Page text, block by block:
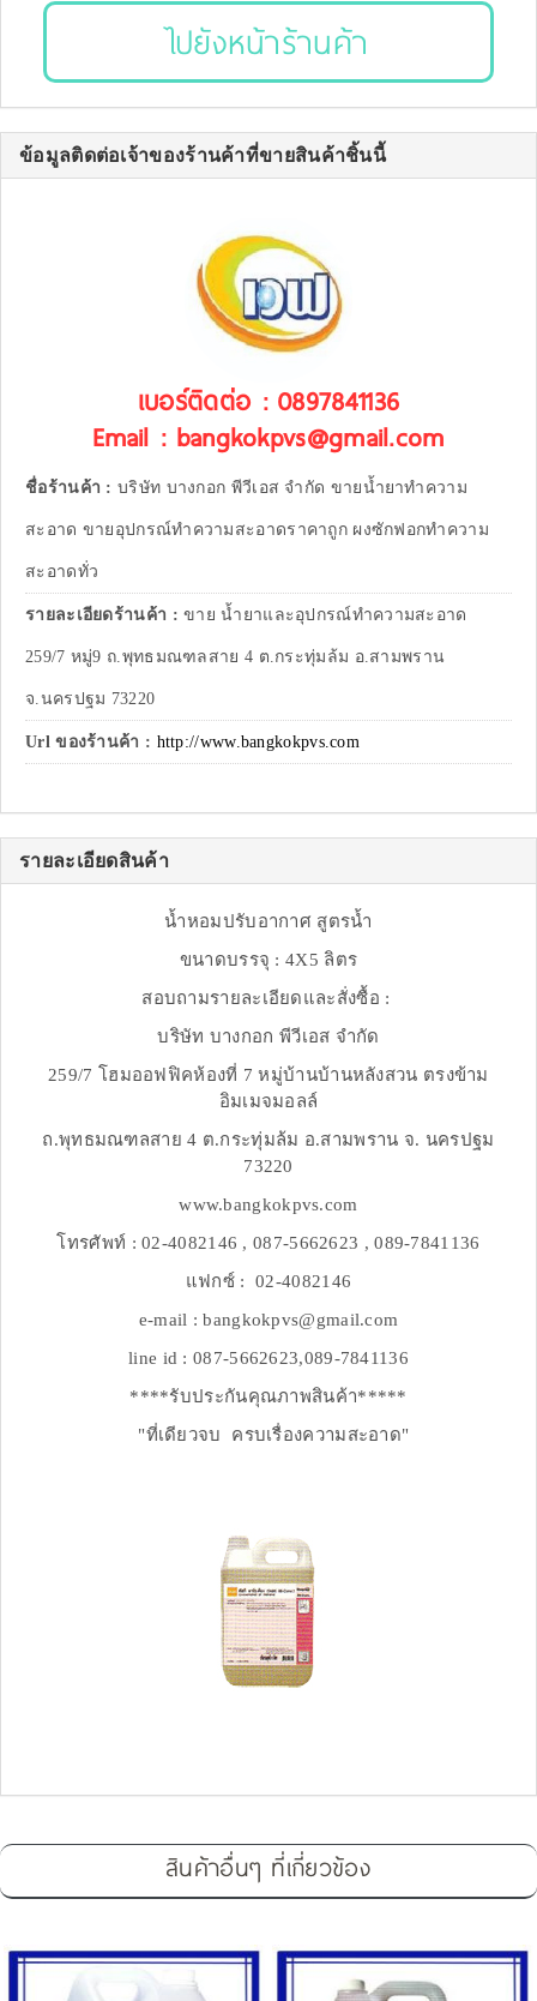
ไปยังหน้าร้านค้า
ข้อมูลติดต่อเจ้าของร้านค้าที่ขายสินค้าชิ้นนี้
เบอร์ติดต่อ : 0897841136
Email : bangkokpvs@gmail.com
ชื่อร้านค้า : บริษัท บางกอก พีวีเอส จำกัด ขายน้ำยาทำความ
สะอาด ขายอุปกรณ์ทำความสะอาดราคาถูก ผงซักฟอกทำความ
สะอาดทั่ว
รายละเอียดร้านค้า :ขาย น้ำยาและอุปกรณ์ทำความสะอาด
259/7 หมู่9 ถ.พุทธมณฑลสาย 4 ต.กระทุ่มล้ม อ.สามพราน
จ.นครปฐม 73220
Url ของร้านค้า : http://www.bangkokpvs.com
รายละเอียดสินค้า
น้ำหอมปรับอากาศ สูตรน้ำ
ขนาดบรรจุ : 4X5 ลิตร
สอบถามรายละเอียดและสั่งซื้อ :
บริษัท บางกอก พีวีเอส จำกัด
259/7 โฮมออฟฟิคห้องที่ 7 หมู่บ้านบ้านหลังสวน ตรงข้าม
อิมเมจมอลล์
ถ.พุทธมณฑลสาย 4 ต.กระทุ่มล้ม อ.สามพราน จ. นครปฐม
73220
www.bangkokpvs.com
โทรศัพท์ : 02-4082146 , 087-5662623 , 089-7841136
แฟกซ์ : 02-4082146
e-mail : bangkokpvs@gmail.com
line id : 087-5662623,089-7841136
****รับประกันคุณภาพสินค้า*****
"ที่เดียวจบ ครบเรื่องความสะอาด"
สินค้าอื่นๆ ที่เกี่ยวข้อง